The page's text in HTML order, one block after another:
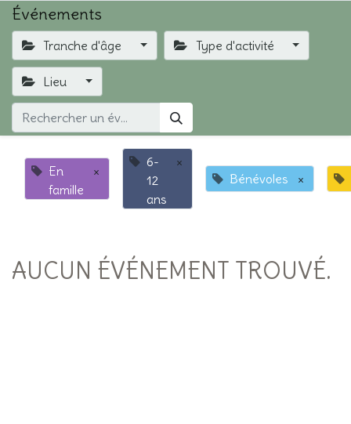
Événements
Tranche d'âge Type d'activité
Lieu
En
famille
×
6-
12
ans
×
Bénévoles
×
AUCUN ÉVÉNEMENT TROUVÉ.